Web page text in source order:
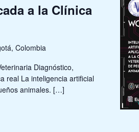
a la Clínica
Colombia
Diagnóstico,
real La inteligencia artificial
animales. […]